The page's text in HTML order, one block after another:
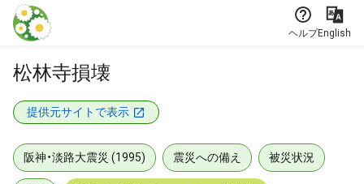
本文に飛ぶ
ヘルプEnglish
松林寺損壊
提供元サイトで表示
阪神・淡路大震災 (1995) 震災への備え 被災状況